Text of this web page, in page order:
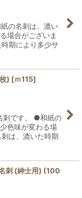
の名刺は、漉い
場合がございま
期により多少サ
) [ｍ115]
です。 ●和紙の
色味が変わる場
は、漉いた時期
刺 (紳士用) (100